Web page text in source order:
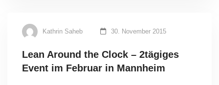
Kathrin Saheb 30. November 2015
Lean Around the Clock – 2tägiges
Event im Februar in Mannheim